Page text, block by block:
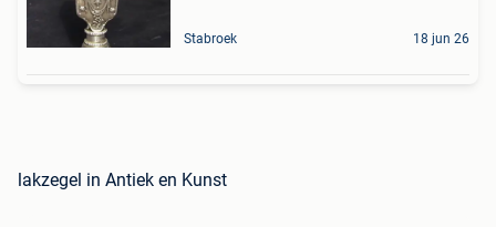
Stabroek 18 jun 26
lakzegel in Antiek en Kunst